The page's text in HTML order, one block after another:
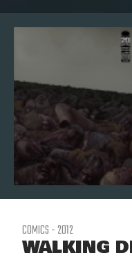
COMICS - 2012
WALKING